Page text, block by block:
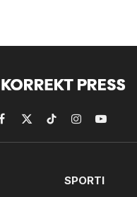
Facebook
X
(Twitter)
TikTokInstagramYouTube
SPORTI